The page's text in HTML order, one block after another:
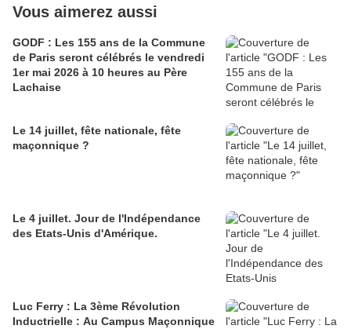
Vous aimerez aussi
GODF : Les 155 ans de la Commune
de Paris seront célébrés le vendredi
1er mai 2026 à 10 heures au Père
Lachaise
Le 14 juillet, fête nationale, fête
maçonnique ?
Le 4 juillet. Jour de l'Indépendance
des Etats-Unis d'Amérique.
Luc Ferry : La 3ème Révolution
Inductrielle : Au Campus Maçonnique